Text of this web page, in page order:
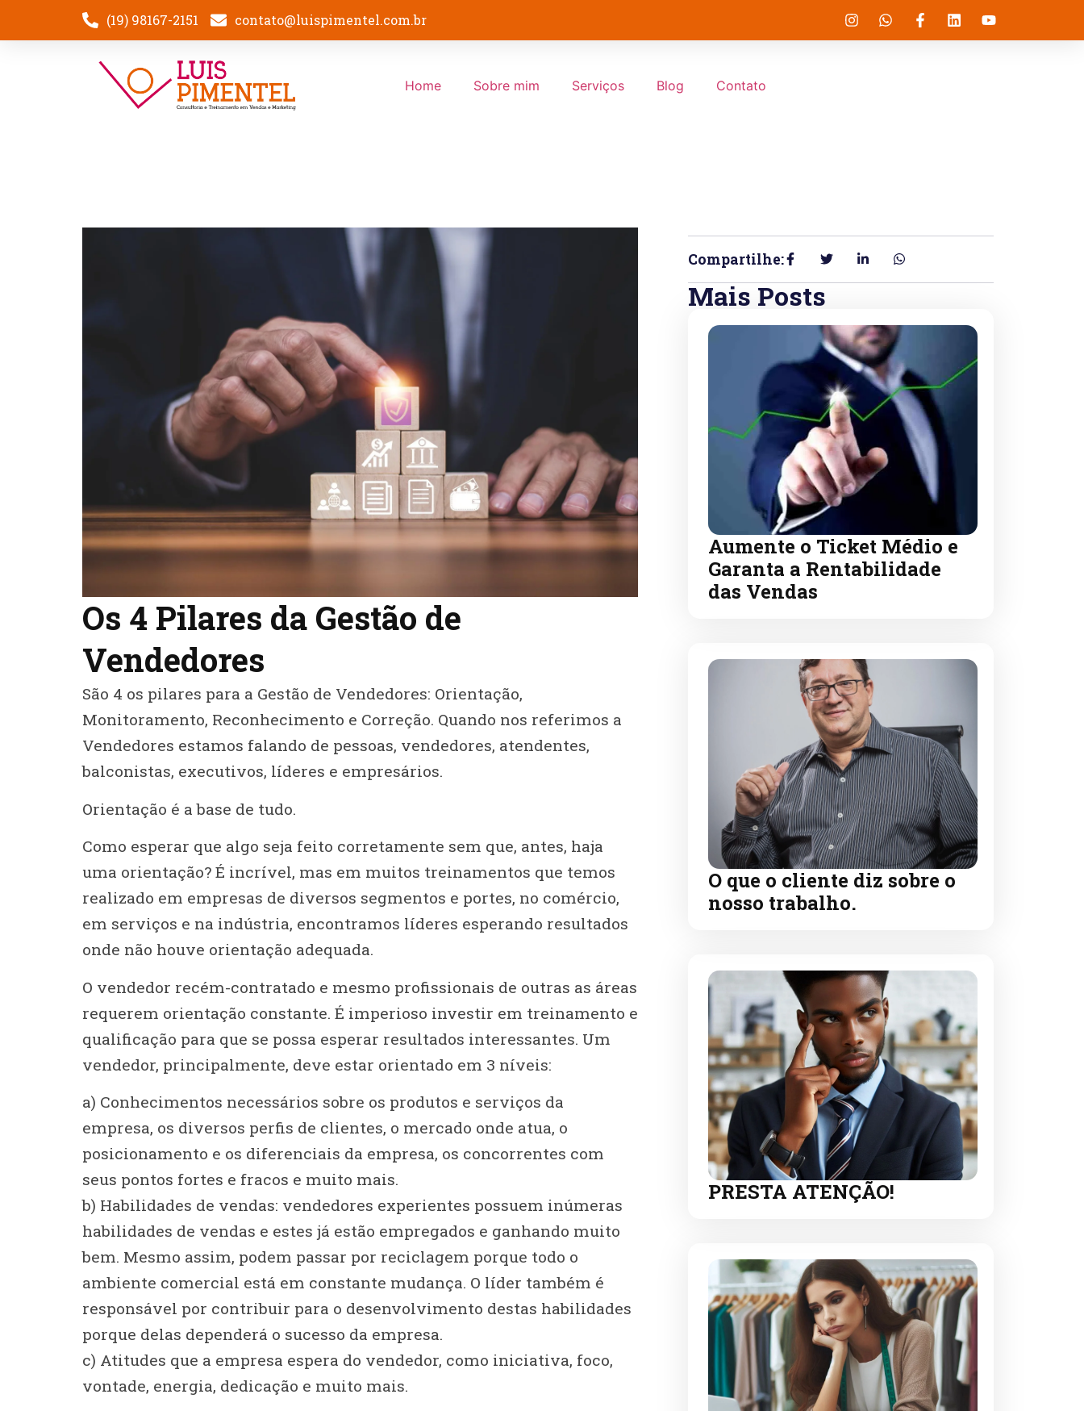
(19) 98167-2151 contato@luispimentel.com.br
Home Sobre mim Serviços Blog Contato
Os 4 Pilares da Gestão de
Vendedores
São 4 os pilares para a Gestão de Vendedores: Orientação,
Monitoramento, Reconhecimento e Correção. Quando nos referimos a
Vendedores estamos falando de pessoas, vendedores, atendentes,
balconistas, executivos, líderes e empresários.
Orientação é a base de tudo.
Como esperar que algo seja feito corretamente sem que, antes, haja
uma orientação? É incrível, mas em muitos treinamentos que temos
realizado em empresas de diversos segmentos e portes, no comércio,
em serviços e na indústria, encontramos líderes esperando resultados
onde não houve orientação adequada.
O vendedor recém-contratado e mesmo profissionais de outras as áreas
requerem orientação constante. É imperioso investir em treinamento e
qualificação para que se possa esperar resultados interessantes. Um
vendedor, principalmente, deve estar orientado em 3 níveis:
a) Conhecimentos necessários sobre os produtos e serviços da
empresa, os diversos perfis de clientes, o mercado onde atua, o
posicionamento e os diferenciais da empresa, os concorrentes com
seus pontos fortes e fracos e muito mais.
b) Habilidades de vendas: vendedores experientes possuem inúmeras
habilidades de vendas e estes já estão empregados e ganhando muito
bem. Mesmo assim, podem passar por reciclagem porque todo o
ambiente comercial está em constante mudança. O líder também é
responsável por contribuir para o desenvolvimento destas habilidades
porque delas dependerá o sucesso da empresa.
c) Atitudes que a empresa espera do vendedor, como iniciativa, foco,
vontade, energia, dedicação e muito mais.
Compartilhe:
Mais Posts
Aumente o Ticket Médio e
Garanta a Rentabilidade
das Vendas
O que o cliente diz sobre o
nosso trabalho.
PRESTA ATENÇÃO!